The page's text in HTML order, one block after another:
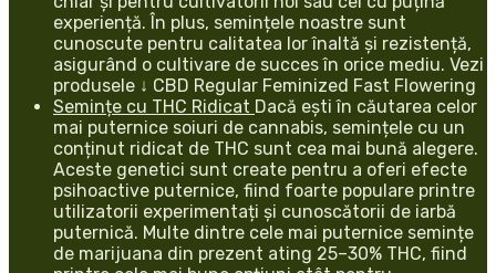
experiență. În plus, semințele noastre sunt
cunoscute pentru calitatea lor înaltă și rezistență,
asigurând o cultivare de succes în orice mediu. Vezi
produsele ↓ CBD Regular Feminized Fast Flowering
Semințe cu THC Ridicat Dacă ești în căutarea celor
mai puternice soiuri de cannabis, semințele cu un
conținut ridicat de THC sunt cea mai bună alegere.
Aceste genetici sunt create pentru a oferi efecte
psihoactive puternice, fiind foarte populare printre
utilizatorii experimentați și cunoscătorii de iarbă
puternică. Multe dintre cele mai puternice semințe
de marijuana din prezent ating 25–30% THC, fiind